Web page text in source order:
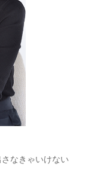
なきゃいけない